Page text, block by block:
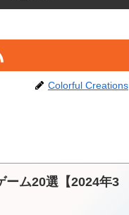
Colorful Creations
ーム20選【2024年3